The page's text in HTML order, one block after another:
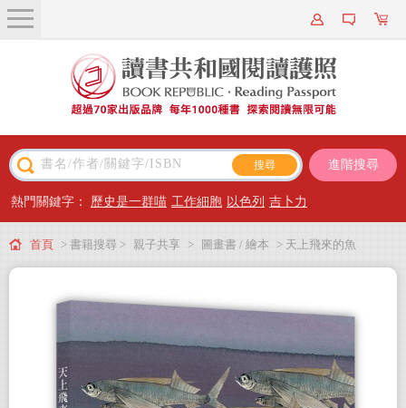
關於我們
近期新書
主題閱讀
出版專區
會員專屬
會員儲值方案
進階搜尋
熱門關鍵字： 歷史是一群喵 工作細胞 以色列 吉卜力
首頁 > 書籍搜尋 > 親子共享 > 圖畫書 / 繪本 > 天上飛來的魚